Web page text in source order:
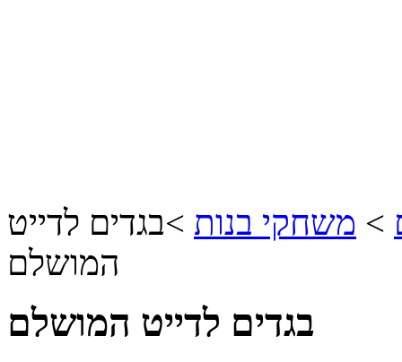
> משחקי בנות >בגדים לדייט
המושלם
בגדים לדייט המושלם